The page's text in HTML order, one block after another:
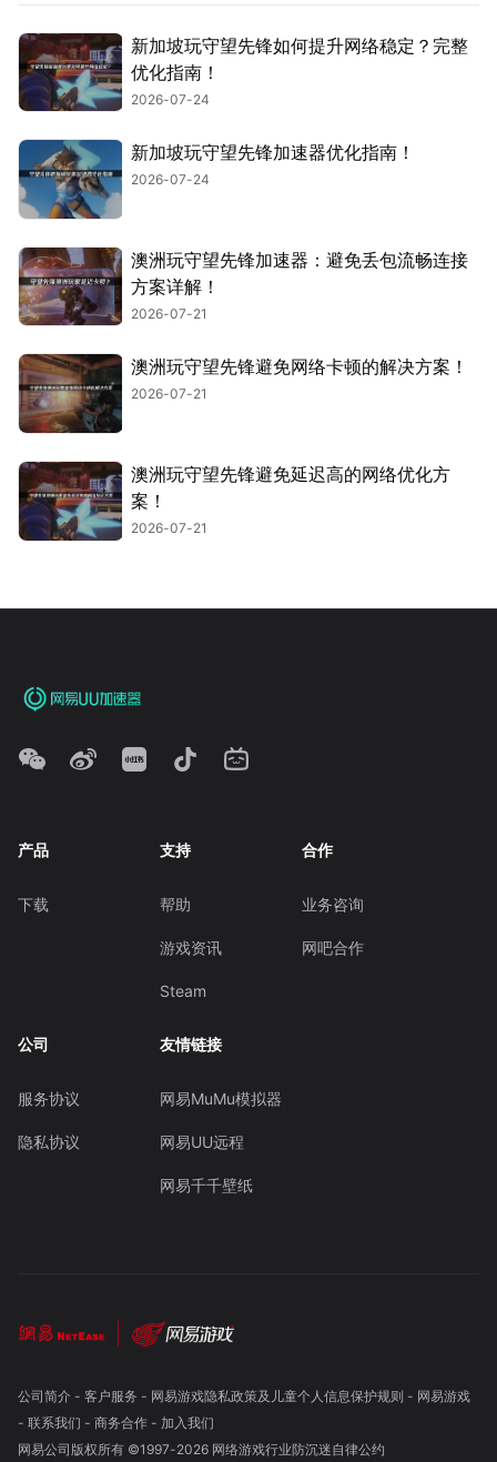
新加坡玩守望先锋如何提升网络稳定？完整
优化指南！
2026-07-24
新加坡玩守望先锋加速器优化指南！
2026-07-24
澳洲玩守望先锋加速器：避免丢包流畅连接
方案详解！
2026-07-21
澳洲玩守望先锋避免网络卡顿的解决方案！
2026-07-21
澳洲玩守望先锋避免延迟高的网络优化方
案！
2026-07-21
产品
下载
支持
帮助
游戏资讯
Steam
合作
业务咨询
网吧合作
公司
服务协议
隐私协议
友情链接
网易MuMu模拟器
网易UU远程
网易千千壁纸
公司简介- 客户服务 - 网易游戏隐私政策及儿童个人信息保护规则 - 网易游戏
- 联系我们 - 商务合作- 加入我们
网易公司版权所有 ©1997-2026 网络游戏行业防沉迷自律公约